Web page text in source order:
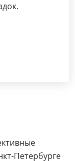
Петербурге